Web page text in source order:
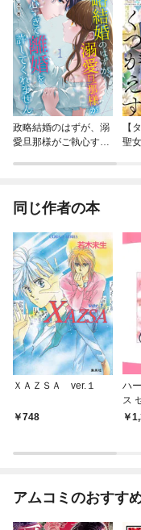
政略結婚のはずが、溺
愛旦那様がご執心すぎ
【
聖
同じ作者の本
ＸＡＺＳＡ ver.１
748
ハ
ス
アムコミのおすす